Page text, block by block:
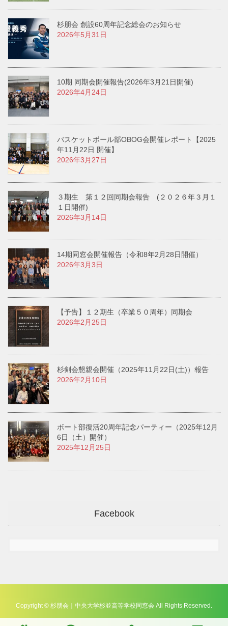
杉朋会 創設60周年記念総会のお知らせ
2026年5月31日
10期 同期会開催報告(2026年3月21日開催)
2026年4月24日
バスケットボール部OBOG会開催レポート【2025
年11月22日 開催】
2026年3月27日
３期生 第１２回同期会報告 (２０２６年３月１
１日開催)
2026年3月14日
14期同窓会開催報告（令和8年2月28日開催）
2026年3月3日
【予告】１２期生（卒業５０周年）同期会
2026年2月25日
杉剣会懇親会開催（2025年11月22日(土)）報告
2026年2月10日
ボート部復活20周年記念パーティー（2025年12月
6日（土）開催）
2025年12月25日
Facebook
Copyright © 杉朋会｜中央大学杉並高等学校同窓会 All Rights Reserved.